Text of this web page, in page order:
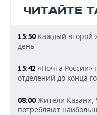
ЧИТАЙТЕ
15:50 Каждый второй
день
15:42 «Почта России»
отделений до конца
08:00 Жители Казани,
потребляют